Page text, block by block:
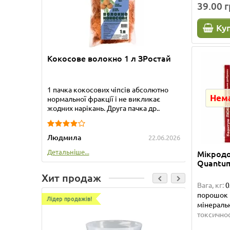
Кокосове волокно 1 л ЗРостай
1 пачка кокосових чіпсів абсолютно
нормальної фракції і не викликає
жодних нарікань. Друга пачка др..
Людмила
22.06.2026
Детальніше...
Татьяна
Хит продаж
Лідер продажів! Лідер
39.00
Вага, кг:
порошок